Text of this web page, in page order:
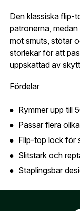
Den klassiska flip-
patronerna,
mot smuts, stötar
storlekar för att
uppskattad av
Fördelar
Rymmer upp till
Passar flera
Flip-top lock för
Slitstark och
Staplingsbar
Funktioner
Skapa konto
Är du företag
konto hos oss
översikt över
oss så hjälper
Telefon:*
Land:
E-post:
Verifiera e-
Jag godkänner
Bevaka